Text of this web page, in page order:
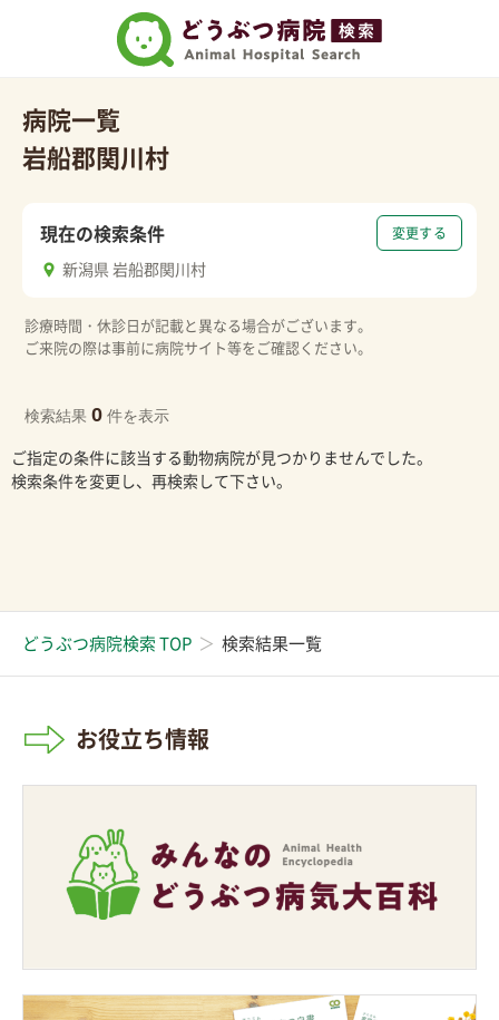
病院一覧
岩船郡関川村
変更する
現在の検索条件
新潟県 岩船郡関川村
診療時間・休診日が記載と異なる場合がございます。
ご来院の際は事前に病院サイト等をご確認ください。
検索結果 0 件を表示
ご指定の条件に該当する動物病院が見つかりませんでした。
検索条件を変更し、再検索して下さい。
どうぶつ病院検索 TOP 検索結果一覧
お役立ち情報